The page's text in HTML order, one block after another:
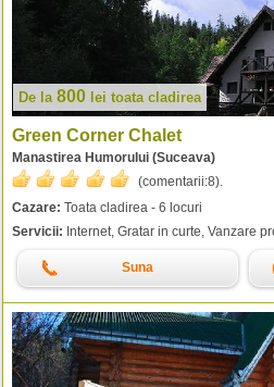
De la 800 lei toata cladirea
Green Corner Chalet
Manastirea Humorului (Suceava)
(comentarii:8).
Cazare: Toata cladirea - 6 locuri
Servicii: Internet, Gratar in curte, Vanzare
Suna